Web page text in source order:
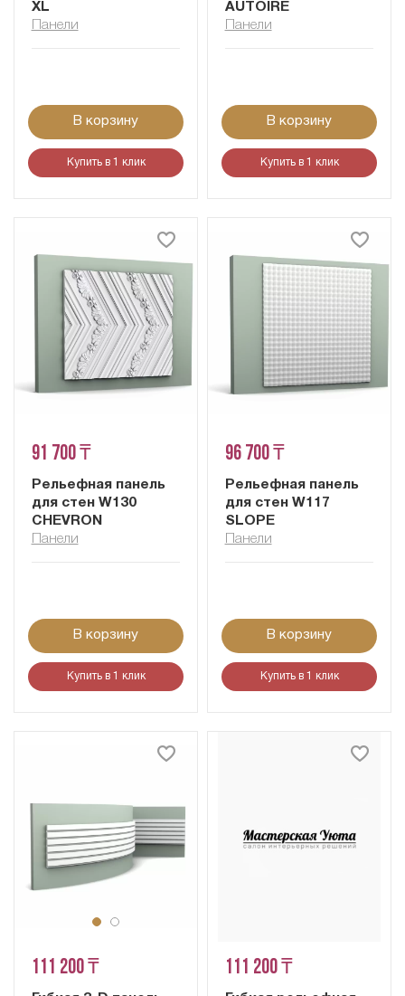
XL
Панели
В корзину
Купить в 1 клик
AUTOIRE
Панели
В корзину
Купить в 1 клик
91 700 ₸
Рельефная панель
для стен W130
CHEVRON
Панели
В корзину
Купить в 1 клик
96 700 ₸
Рельефная панель
для стен W117
SLOPE
Панели
В корзину
Купить в 1 клик
111 200 ₸ 111 200 ₸